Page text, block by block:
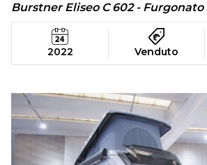
Burstner Eliseo C 602 -
2022 Venduto